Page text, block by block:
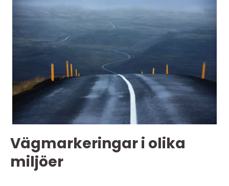
Vägmarkeringar i olika
miljöer